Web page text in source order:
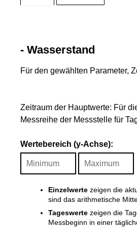
- Wasserstand
Für den gewählten Parameter,
Zeitraum der Hauptwerte: Für
Messreihe der Messstelle für
Wertebereich (y-Achse):
Einzelwertezeigen die
sind das arithmetische
Tageswertezeigen die
Messbeginn in einer